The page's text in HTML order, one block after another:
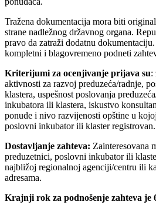
Tražena dokumentacija mora biti
strane nadležnog državnog organa.
pravo da zatraži dodatnu dokumentaciju.
kompletni i blagovremeno podneti
Kriterijumi za ocenjivanje prijava su:
aktivnosti za razvoj preduzeća/radnje,
klastera, uspešnost poslovanja
inkubatora ili klastera, iskustvo
ponude i nivo razvijenosti opštine u
poslovni inkubator ili klaster registrovan.
Dostavljanje zahteva: Zainteresovana
preduzetnici, poslovni inkubator ili
najbližoj regionalnoj agenciji/centru ili
adresama.
Krajnji rok za podnošenje zahteva je